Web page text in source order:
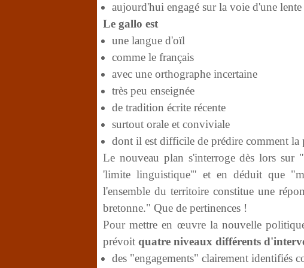
aujourd'hui engagé sur la voie d'une
Le gallo est
une langue d'oïl
comme le français
avec une orthographe incertaine
très peu enseignée
de tradition écrite récente
surtout orale et conviviale
dont il est difficile de prédire comment la
Le nouveau plan s'interroge dès lors
'limite linguistique'" et en déduit que
l'ensemble du territoire constitue une
bretonne." Que de pertinences !
Pour mettre en œuvre la nouvelle
prévoit quatre niveaux différents
des "engagements" clairement identifiés